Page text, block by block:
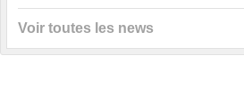
Voir toutes les news